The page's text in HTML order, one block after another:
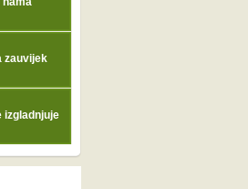
zauvijek
izgladnjuje